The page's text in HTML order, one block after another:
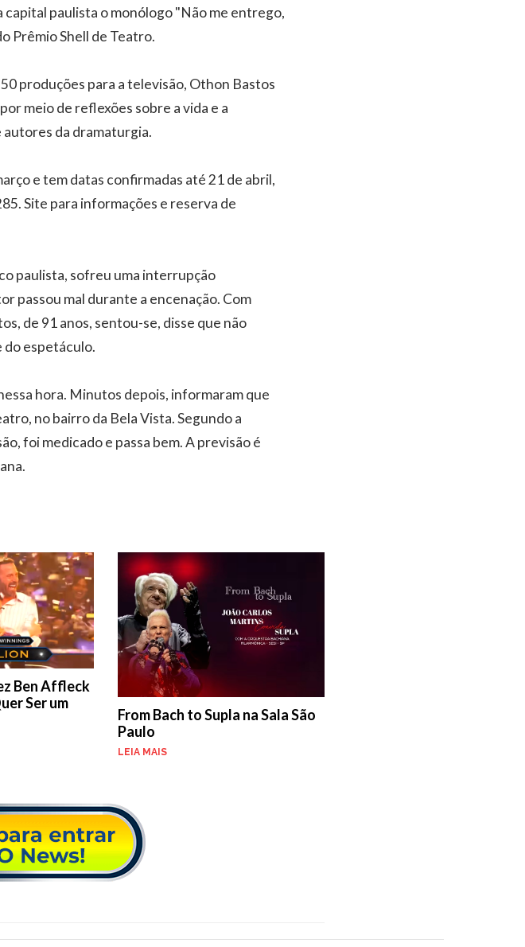
paulista o monólogo "Não me entrego,
Prêmio Shell de Teatro.
produções para a televisão, Othon Bastos
meio de reflexões sobre a vida e a
da dramaturgia.
e tem datas confirmadas até 21 de abril,
Site para informações e reserva de
paulista, sofreu uma interrupção
passou mal durante a encenação. Com
de 91 anos, sentou-se, disse que não
do espetáculo.
hora. Minutos depois, informaram que
no bairro da Bela Vista. Segundo a
foi medicado e passa bem. A previsão é
Ben Affleck
Ser um
From Bach to Supla na Sala São
Paulo
LEIA MAIS